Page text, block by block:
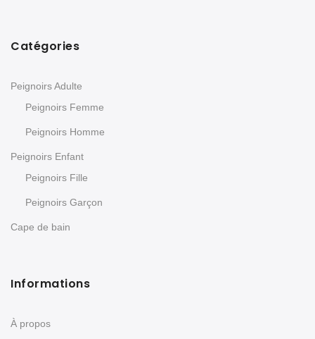
Catégories
Peignoirs Adulte
Peignoirs Femme
Peignoirs Homme
Peignoirs Enfant
Peignoirs Fille
Peignoirs Garçon
Cape de bain
Informations
À propos